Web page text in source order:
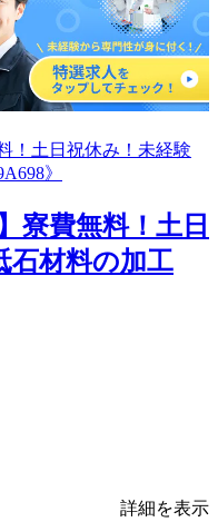
寮費無料！土日
石材料の加工
詳細を表示